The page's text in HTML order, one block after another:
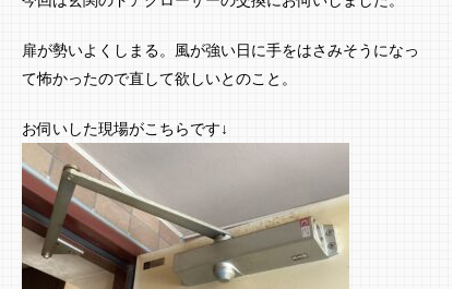
扉が勢いよくしまる。風が強い日に手をはさみそうになっ
て怖かったので直して欲しいとのこと。
お伺いした現場がこちらです↓